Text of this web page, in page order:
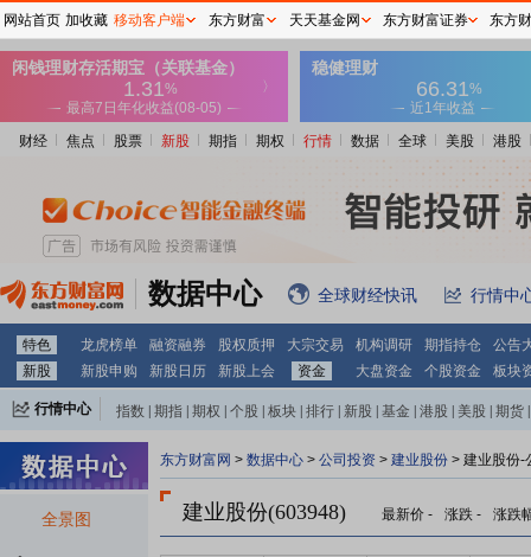
财经 焦点 股票 新股 期指 期权 行情 数据 全球 美股 港股
数据中心 全球财经快讯 行情中
特色 龙虎榜单 融资融券 股权质押 大宗交易 机构调研 期指持仓
公告
新股
新股申购 新股日历 新股上会 资金 大盘资金 个股资金 板块
行情中心 指数 期指 期权 个股 板块 排行 新股 基金 港股 美股 期货
全景图
东方财富网 > 数据中心 > 公司投资 > 建业股份 > 建业股份-
建业股份(603948) 最新价 - 涨跌 - 涨跌
网站首页 加收藏 移动客户端 东方财富 天天基金网 东方财富证券 东方